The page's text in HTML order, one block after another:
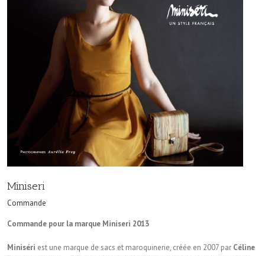
Miniseri
Commande
Commande pour la marque Miniseri 2013
Miniséri est une marque de sacs et maroquinerie, créée en 2007 par Céline